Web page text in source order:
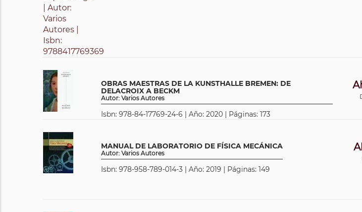
OBRAS MAESTRAS DE LA KUNSTHALLE BREMEN: DE
DELACROIX A BECKM
Autor: Varios Autores
Isbn: 978-84-17769-24-6 | Año: 2020 | Páginas: 173
MANUAL DE LABORATORIO DE FÍSICA MECÁNICA
Autor: Varios Autores
Isbn: 978-958-789-014-3 | Año: 2019 | Páginas: 149